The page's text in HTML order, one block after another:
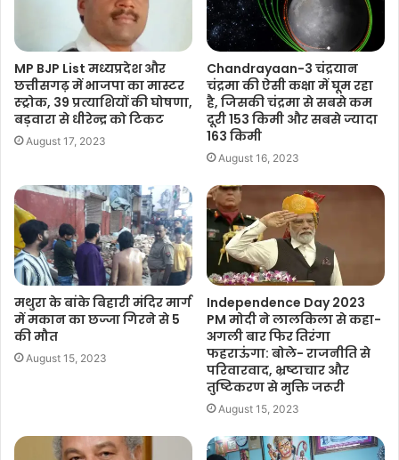
MP BJP List मध्यप्रदेश और
छत्तीसगढ़ में भाजपा का मास्टर
स्ट्रोक, 39 प्रत्याशियों की घोषणा,
बड़वारा से धीरेन्द्र को टिकट
August 17, 2023
Chandrayaan-3 चंद्रयान
चंद्रमा की ऐसी कक्षा में घूम रहा
है, जिसकी चंद्रमा से सबसे कम
दूरी 153 किमी और सबसे ज्यादा
163 किमी
August 16, 2023
मथुरा के बांके बिहारी मंदिर मार्ग
में मकान का छज्जा गिरने से 5
की मौत
August 15, 2023
Independence Day 2023
PM मोदी ने लालकिला से कहा-
अगली बार फिर तिरंगा
फहराऊंगा: बोले- राजनीति से
परिवारवाद, भ्रष्टाचार और
तुष्टिकरण से मुक्ति जरूरी
August 15, 2023